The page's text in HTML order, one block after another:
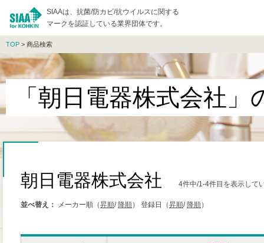
SIAAは、抗菌/防カビ/抗ウイルスに関する
マークを認証している業界団体です。
TOP > 商品検索
「朝日電器株式会社」
朝日電器株式会社 4件中/1-4件目を表示して
並べ替え： メーカー順（昇順/ 降順） 登録日（昇順/ 降順）